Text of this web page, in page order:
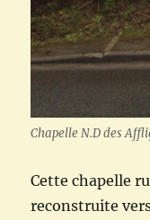
Chapelle N.D des
Cette chapelle
reconstruite